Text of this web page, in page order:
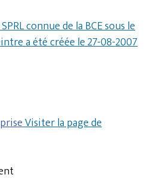
connue de la BCE sous le
a été créée le 27-08-2007
Visiter la page de